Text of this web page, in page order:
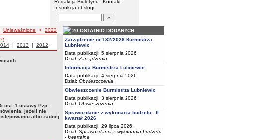
Redakcja Biuletynu
Kontakt
Instrukcja obsługi
Wyszukiwarka artykułów
Unieważnione > 2022
roku z roku
| Przetargi z roku
2013 | Przetargi z roku
2012
ust. 1 ustawy Pzp:
jeżeli nie
albo żadnej
20 OSTATNIO DODANYCH
Zarządzenie nr 132/2026 Burmistrza
Lubniewic
Data publikacji: 5 sierpnia 2026
Dział: Zarządzenia
Informacja Burmistrza Lubniewic
Data publikacji: 4 sierpnia 2026
Dział: Obwieszczenia
Obwieszczenie Burmistrza Lubniewic
Data publikacji: 3 sierpnia 2026
Dział: Obwieszczenia
Sprawozdanie z wykonania budżetu - II
kwartał 2026
Data publikacji: 29 lipca 2026
Dział: Sprawozdania z wykonania budżetu
- kwartalne